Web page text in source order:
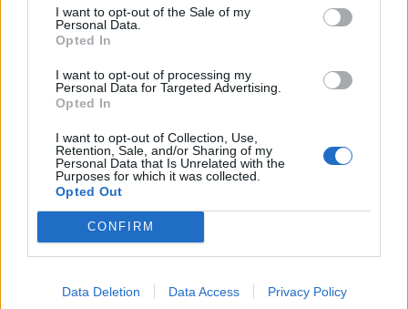
I want to opt-out of the Sale of my
Personal Data.
Opted In
I want to opt-out of processing my
Personal Data for Targeted Advertising.
Opted In
I want to opt-out of Collection, Use,
Retention, Sale, and/or Sharing of my
Personal Data that Is Unrelated with the
Purposes for which it was collected.
Opted Out
CONFIRM
Data Deletion Data Access Privacy Policy
Som helhet minskade dock de stora
bryggeriföretagens intresse för hantverksöl under
året och flera av dem sålde eller stängde nyligen
uppköpta hantverksbryggerier för att istället
fokusera på sina globala storsäljare. I USA sålde till
exempel AB InBev åtta hantverksbryggerier till
Tilray, ett företag som tidigare enbart har
producerat cannabis, men nu också satsar på